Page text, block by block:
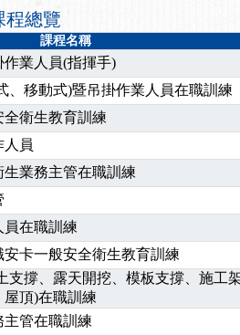
】～～前導課程看這邊推出囉～～
】前導課程推出公告！
】要怎麼進修自我？課程百百種選擇好
製造安全主任」、「隧道等襯砌作業主
】碳中和核心職能系列課程資訊
】115年製造業危害預防職場安衛法令
】因應颱風來襲，若遇停班停課消息 補
投資】06/03-06/08堆高機課程，政府出
評估人員】開課囉
】颱風假11/12停班停課
告】因應颱風來襲，若遇停班停課消息
】2026年，課程意見蒐集~
】SDS格式百百種？專業講師帶您判斷
】因應颱風來襲，若遇停班停課消息 補
】颱風假114/07/07停班停課
程總覽
課程名稱
業人員(指揮手)
、移動式)暨吊掛作業人員在職訓練
衛生教育訓練
人員
業務主管在職訓練
在職訓練
安卡一般安全衛生教育訓練
支撐、露天開挖、模板支撐、施工
頂)在職訓練
管在職訓練